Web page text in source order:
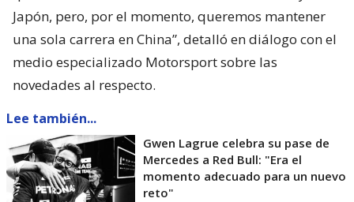
Japón, pero, por el momento, queremos mantener
una sola carrera en China”, detalló en diálogo con el
medio especializado Motorsport sobre las
novedades al respecto.
Lee también...
Gwen Lagrue celebra su pase de
Mercedes a Red Bull: "Era el
momento adecuado para un nuevo
reto"